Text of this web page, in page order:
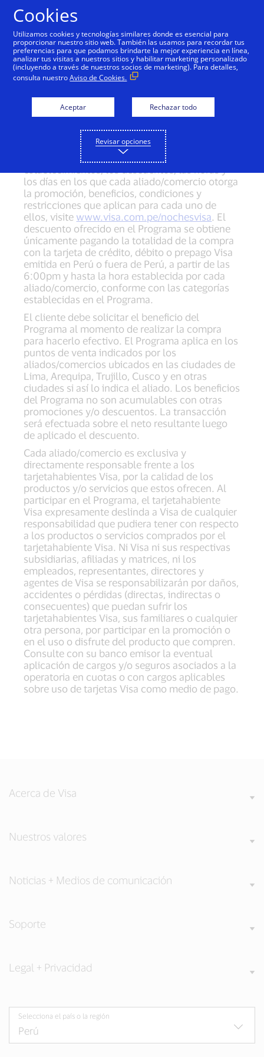
Términos y condiciones
Promoción válida desde el 01 de octubre de
Lima y Provincia, de acuerdo a las horas y el día
o los días que cada aliado/comercio otorgue el
visa (el “Programa”). Para conocer el listado
completo de los aliados/comercios que
participan en el Programa, sus locales y
los días en los que cada aliado/comercio otorga
la promoción, beneficios, condiciones y
restricciones que aplican para cada uno de
ellos, visite www.visa.com.pe/nochesvisa. El
descuento ofrecido en el Programa se obtiene
únicamente pagando la totalidad de la compra
con la tarjeta de crédito, débito o prepago Visa
emitida en Perú o fuera de Perú, a partir de las
6:00pm y hasta la hora establecida por cada
aliado/comercio, conforme con las categorías
establecidas en el Programa.
El cliente debe solicitar el beneficio del
Programa al momento de realizar la compra
para hacerlo efectivo. El Programa aplica en los
puntos de venta indicados por los
aliados/comercios ubicados en las ciudades de
Lima, Arequipa, Trujillo, Cusco y en otras
ciudades si así lo indica el aliado. Los beneficios
del Programa no son acumulables con otras
promociones y/o descuentos. La transacción
será efectuada sobre el neto resultante luego
de aplicado el descuento.
Cada aliado/comercio es exclusiva y
directamente responsable frente a los
tarjetahabientes Visa, por la calidad de los
productos y/o servicios que estos ofrecen. Al
participar en el Programa, el tarjetahabiente
Visa expresamente deslinda a Visa de cualquier
responsabilidad que pudiera tener con respecto
a los productos o servicios comprados por el
tarjetahabiente Visa. Ni Visa ni sus respectivas
subsidiarias, afiliadas y matrices, ni los
empleados, representantes, directores y
agentes de Visa se responsabilizarán por daños,
accidentes o pérdidas (directas, indirectas o
consecuentes) que puedan sufrir los
tarjetahabientes Visa, sus familiares o cualquier
otra persona, por participar en la promoción o
en el uso o disfrute del producto que compren.
Consulte con su banco emisor la eventual
aplicación de cargos y/o seguros asociados a la
operatoria en cuotas o con cargos aplicables
sobre uso de tarjetas Visa como medio de pago.
Acerca de Visa
Nuestros valores
Noticias + Medios de comunicación
Soporte
Legal + Privacidad
Selecciona el país o la región
Cookies
Utilizamos cookies y tecnologías similares donde es esencial para
proporcionar nuestro sitio web. También las usamos para recordar tus
preferencias para que podamos brindarte la mejor experiencia en línea,
analizar tus visitas a nuestros sitios y habilitar marketing personalizado
(incluyendo a través de nuestros socios de marketing). Para detalles,
consulta nuestroAviso de Cookies.
Aceptar Rechazar todo
Revisar opciones